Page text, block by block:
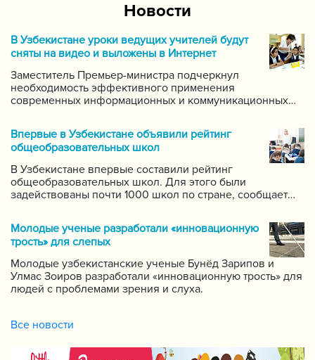
Новости
В Узбекистане уроки ведущих учителей будут
сняты на видео и выложены в Интернет
Заместитель Премьер-министра подчеркнул
необходимость эффективного применения
современных информационных и коммуникационных
систему для размещения в интернете видео-уроков
самых ведущих учителей по каждому предмету.
Впервые в Узбекистане объявили рейтинг
общеобразовательных школ
В Узбекистане впервые составили рейтинг
общеобразовательных школ. Для этого были
задействованы почти 1000 школ по стране, сообщает
за качеством образования при Кабинете Министров
Республики Узбекистан.
Молодые ученые разработали «инновационную
трость» для слепых
Молодые узбекистанские ученые Бунёд Зарипов и
Улмас Зоиров разработали «инновационную трость» для
людей с проблемами зрения и слуха.
Все новости